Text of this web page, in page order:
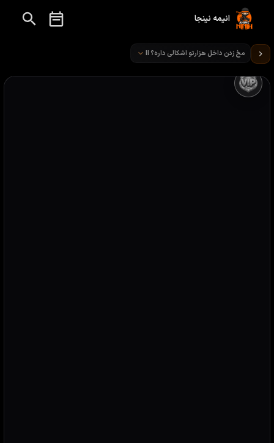
انیمه نینجا
تماشای انیمه Is It Wrong to Try to Pick Up Girls in a Dungeon قسمت 8مخ زدن داخل هزارتو اشکالی داره؟ II